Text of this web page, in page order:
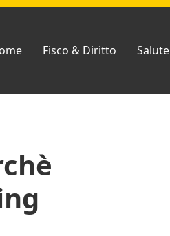
Fisco & Diritto Salute